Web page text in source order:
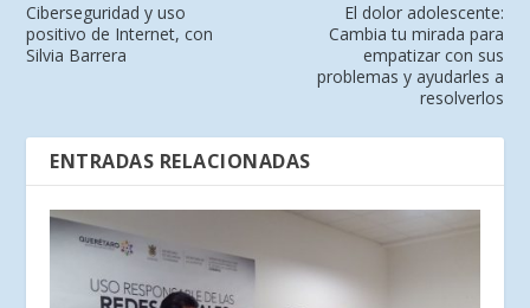
Ciberseguridad y uso
positivo de Internet, con
Silvia Barrera
El dolor adolescente:
Cambia tu mirada para
empatizar con sus
problemas y ayudarles a
resolverlos
ENTRADAS RELACIONADAS